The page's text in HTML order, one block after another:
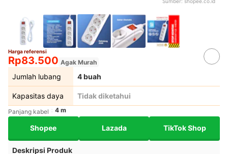
Harga referensi
Rp83.500 Agak Murah
Jumlah lubang 4 buah
Kapasitas daya Tidak diketahui
Panjang kabel 4 m
Shopee Lazada TikTok Shop
Deskripsi Produk